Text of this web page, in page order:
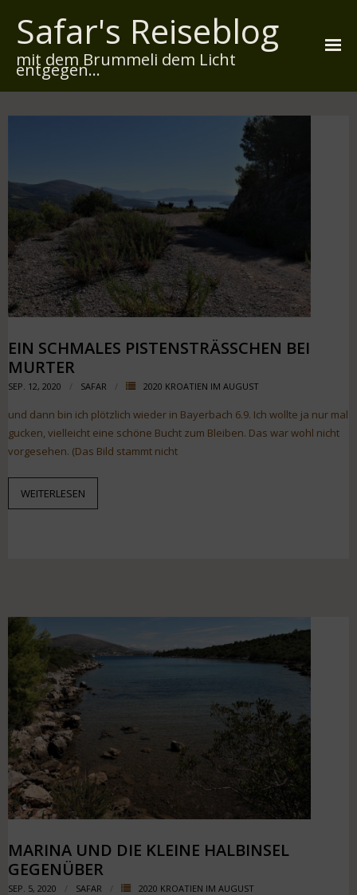
Safar's Reiseblog
mit dem Brummeli dem Licht
entgegen...
Widmung
Kontakt
Impressum
Datenschutz
EIN SCHMALES PISTENSTRÄSSCHEN BEI
MURTER
SEP. 12, 2020 SAFAR 2020 KROATIEN IM AUGUST
und dann bin ich plötzlich wieder in Bayerbach 6.9. Ich wollte ja nur mal
gucken, vielleicht eine schöne Bucht zum Bleiben. Das war wohl nicht
vorgesehen. (Das Bild stammt nicht
WEITERLESEN
MARINA UND DIE KLEINE HALBINSEL
GEGENÜBER
SEP. 5, 2020 SAFAR 2020 KROATIEN IM AUGUST